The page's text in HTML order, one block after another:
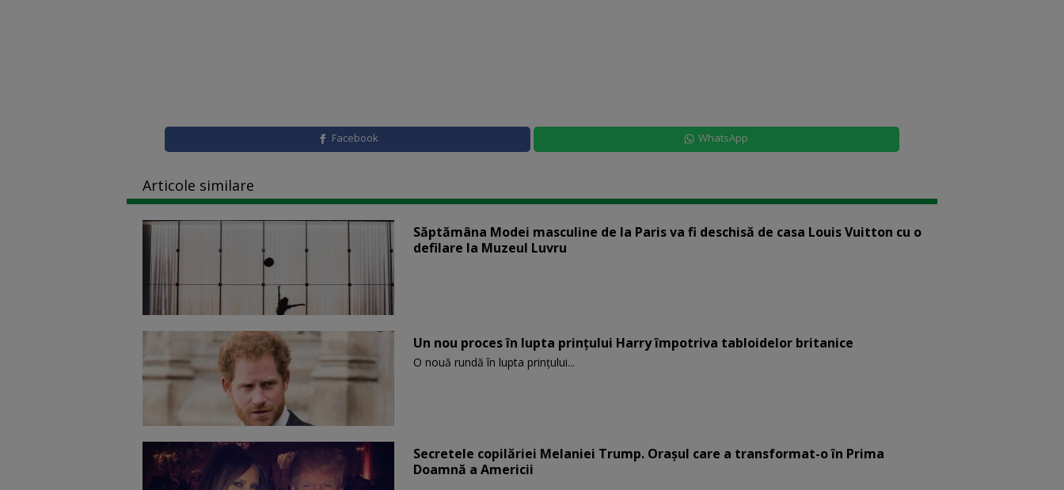
Facebook WhatsApp
Articole similare
Săptămâna Modei masculine de la Paris va fi deschisă de casa Louis Vuitton cu o
defilare la Muzeul Luvru
Un nou proces în lupta prinţului Harry împotriva tabloidelor britanice
O nouă rundă în lupta prinţului...
Secretele copilăriei Melaniei Trump. Orașul care a transformat-o în Prima
Doamnă a Americii